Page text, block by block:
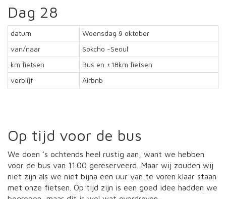
Dag 28
datum
Woensdag 9 oktober
van/naar
Sokcho -Seoul
km fietsen
Bus en ±18km fietsen
verblijf
Airbnb
Op tijd voor de bus
We doen ’s ochtends heel rustig aan, want we hebben
voor de bus van 11.00 gereserveerd. Maar wij zouden wij
niet zijn als we niet bijna een uur van te voren klaar staan
met onze fietsen. Op tijd zijn is een goed idee hadden we